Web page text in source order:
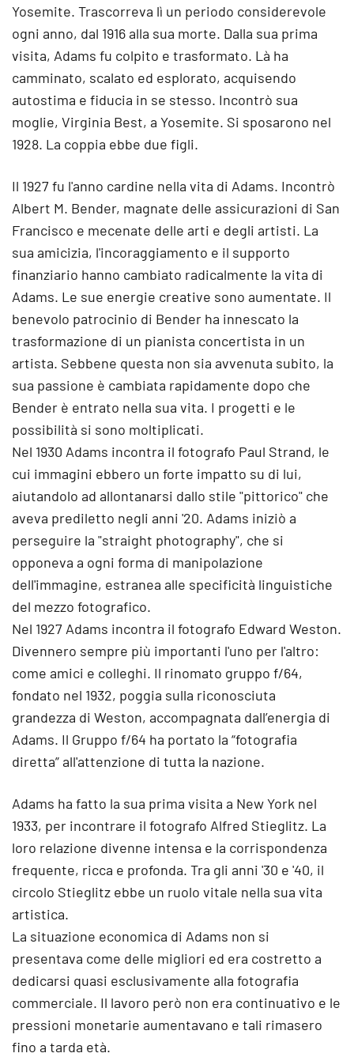
Yosemite. Trascorreva lì un periodo considerevole
ogni anno, dal 1916 alla sua morte. Dalla sua prima
visita, Adams fu colpito e trasformato. Là ha
camminato, scalato ed esplorato, acquisendo
autostima e fiducia in se stesso. Incontrò sua
moglie, Virginia Best, a Yosemite. Si sposarono nel
1928. La coppia ebbe due figli.
Il 1927 fu l'anno cardine nella vita di Adams. Incontrò
Albert M. Bender, magnate delle assicurazioni di San
Francisco e mecenate delle arti e degli artisti. La
sua amicizia, l'incoraggiamento e il supporto
finanziario hanno cambiato radicalmente la vita di
Adams. Le sue energie creative sono aumentate. Il
benevolo patrocinio di Bender ha innescato la
trasformazione di un pianista concertista in un
artista. Sebbene questa non sia avvenuta subito, la
sua passione è cambiata rapidamente dopo che
Bender è entrato nella sua vita. I progetti e le
possibilità si sono moltiplicati.
Nel 1930 Adams incontra il fotografo Paul Strand, le
cui immagini ebbero un forte impatto su di lui,
aiutandolo ad allontanarsi dallo stile "pittorico" che
aveva prediletto negli anni '20. Adams iniziò a
perseguire la "straight photography", che si
opponeva a ogni forma di manipolazione
dell'immagine, estranea alle specificità linguistiche
del mezzo fotografico.
Nel 1927 Adams incontra il fotografo Edward Weston.
Divennero sempre più importanti l'uno per l'altro:
come amici e colleghi. Il rinomato gruppo f/64,
fondato nel 1932, poggia sulla riconosciuta
grandezza di Weston, accompagnata dall’energia di
Adams. Il Gruppo f/64 ha portato la “fotografia
diretta” all'attenzione di tutta la nazione.
Adams ha fatto la sua prima visita a New York nel
1933, per incontrare il fotografo Alfred Stieglitz. La
loro relazione divenne intensa e la corrispondenza
frequente, ricca e profonda. Tra gli anni '30 e '40, il
circolo Stieglitz ebbe un ruolo vitale nella sua vita
artistica.
La situazione economica di Adams non si
presentava come delle migliori ed era costretto a
dedicarsi quasi esclusivamente alla fotografia
commerciale. Il lavoro però non era continuativo e le
pressioni monetarie aumentavano e tali rimasero
fino a tarda età.